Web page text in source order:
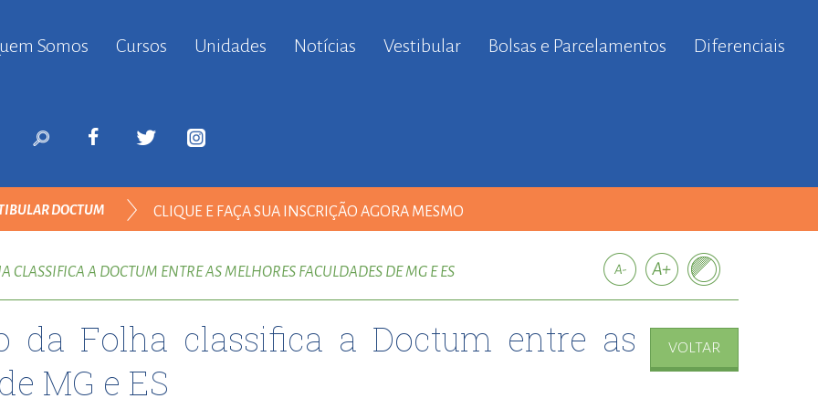
Somos
Cursos Unidades Notícias Vestibular Bolsas e Parcelamentos Diferenciais
DOCTUM CLIQUE E FAÇA SUA INSCRIÇÃO AGORA MESMO
A DOCTUM ENTRE AS MELHORES FACULDADES DE MG E ES
da Folha classifica a Doctum entre as
MG e ES
VOLTAR